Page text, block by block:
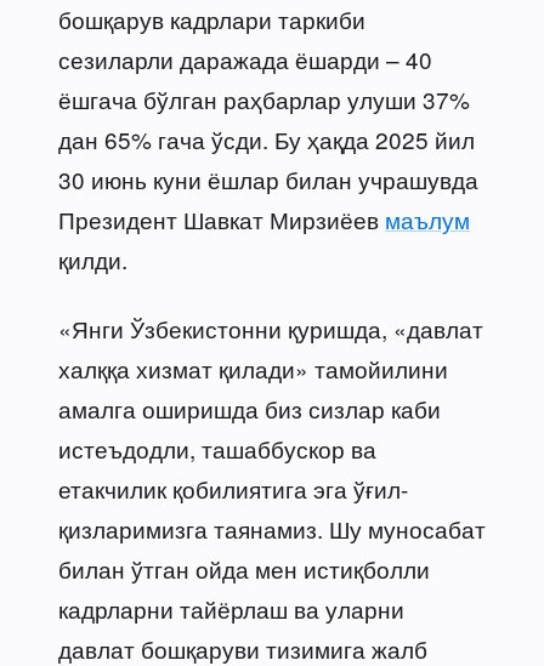
бошқарув кадрлари таркиби
сезиларли даражада ёшарди – 40
ёшгача бўлган раҳбарлар улуши 37%
дан 65% гача ўсди. Бу ҳақда 2025 йил
30 июнь куни ёшлар билан учрашувда
Президент Шавкат Мирзиёев маълум
қилди.
«Янги Ўзбекистонни қуришда, «давлат
халққа хизмат қилади» тамойилини
амалга оширишда биз сизлар каби
истеъдодли, ташаббускор ва
етакчилик қобилиятига эга ўғил-
қизларимизга таянамиз. Шу муносабат
билан ўтган ойда мен истиқболли
кадрларни тайёрлаш ва уларни
давлат бошқаруви тизимига жалб